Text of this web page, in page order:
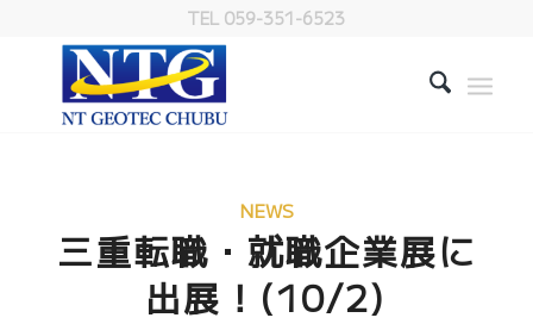
TEL 059-351-6523
NEWS
三重転職・就職企業展に
出展！(10/2)